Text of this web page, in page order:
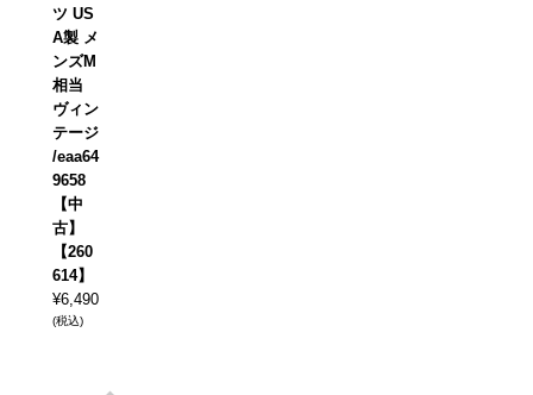
ツ US
A製 メ
ンズM
相当
ヴィン
テージ
/eaa64
9658
【中
古】
【260
614】
¥6,490
(税込)